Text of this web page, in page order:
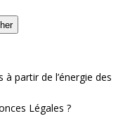
partir de l’énergie des
Légales ?